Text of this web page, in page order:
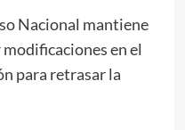
Nacional mantiene
en el
para retrasar la